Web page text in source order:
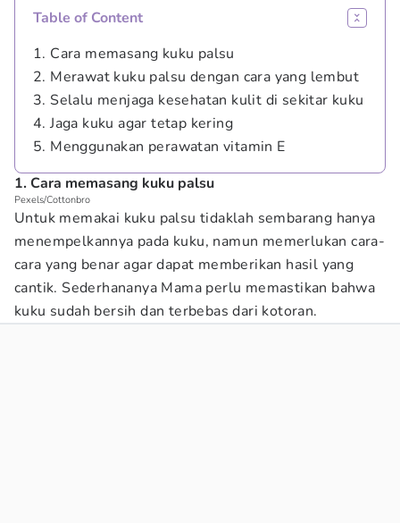
Table of Content
1. Cara memasang kuku palsu
2. Merawat kuku palsu dengan cara yang lembut
3. Selalu menjaga kesehatan kulit di sekitar kuku
4. Jaga kuku agar tetap kering
5. Menggunakan perawatan vitamin E
1. Cara memasang kuku palsu
Pexels/Cottonbro
Untuk memakai kuku palsu tidaklah sembarang hanya
menempelkannya pada kuku, namun memerlukan cara-
cara yang benar agar dapat memberikan hasil yang
cantik. Sederhananya Mama perlu memastikan bahwa
kuku sudah bersih dan terbebas dari kotoran.